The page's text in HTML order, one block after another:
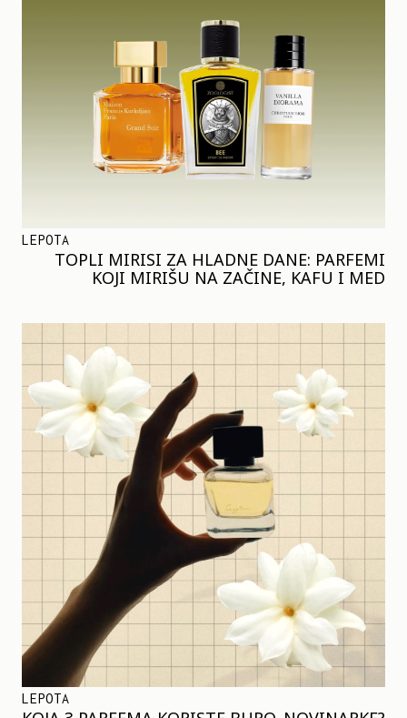
LEPOTA
TOPLI MIRISI ZA HLADNE DANE: PARFEMI
KOJI MIRIŠU NA ZAČINE, KAFU I MED
LEPOTA